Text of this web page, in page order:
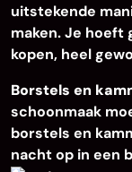
uitstekende
maken. Je hoeft
kopen, heel
Borstels en
schoonmaak
borstels en
nacht op in een